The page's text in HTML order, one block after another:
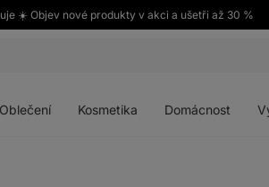
☀️ Objev nové produkty v akci a ušetři až 30 %
Oblečení Kosmetika Domácnost